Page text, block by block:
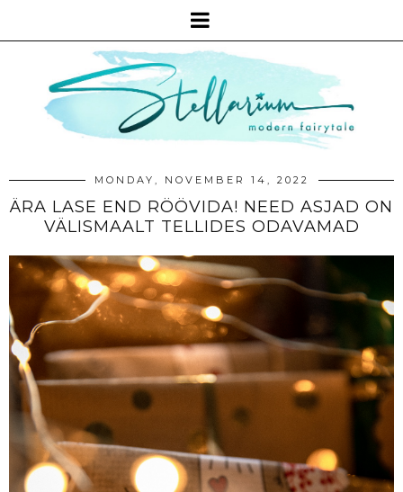
MONDAY, NOVEMBER 14, 2022
ÄRA LASE END RÖÖVIDA! NEED ASJAD ON
VÄLISMAALT TELLIDES ODAVAMAD